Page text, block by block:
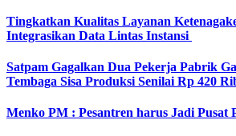
Tingkatkan Kualitas Layanan
Integrasikan Data Lintas Instansi
Satpam Gagalkan Dua Pekerja Pabrik
Tembaga Sisa Produksi Senilai Rp 420
Menko PM : Pesantren harus Jadi Pusat